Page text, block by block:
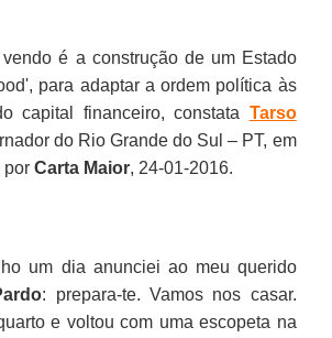
é a construção de um Estado
para adaptar a ordem política às
capital financeiro, constata Tarso
do Rio Grande do Sul – PT, em
porCarta Maior, 24-01-2016.
um dia anunciei ao meu querido
: prepara-te. Vamos nos casar.
e voltou com uma escopeta na